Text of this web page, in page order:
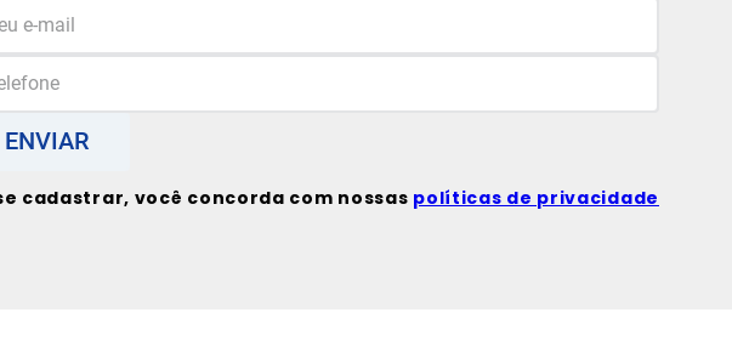
ENVIAR
cadastrar, você concorda com nossas políticas de privacidade